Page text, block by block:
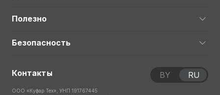
Полезно
Безопасность
Контакты
ООО «Куфар Тех», УНП 191767445
BY RU